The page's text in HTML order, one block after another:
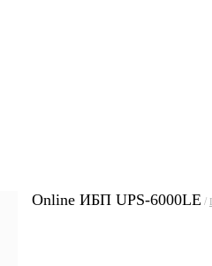
Online ИБП UPS-6000LE /